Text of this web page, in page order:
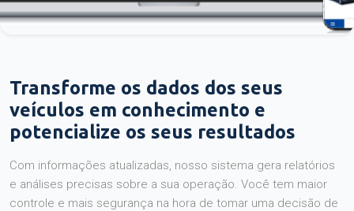
Transforme os dados dos seus
veículos em conhecimento e
potencialize os seus resultados
Com informações atualizadas, nosso sistema gera relatórios
e análises precisas sobre a sua operação. Você tem maior
controle e mais segurança na hora de tomar uma decisão de